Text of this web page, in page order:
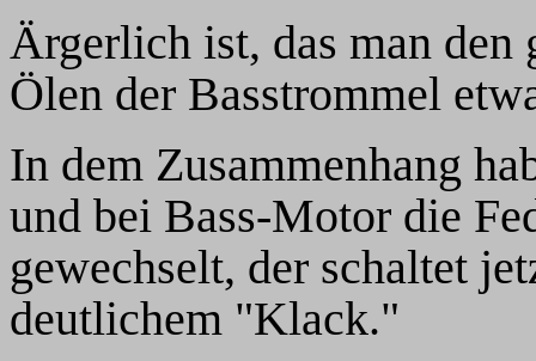
Ärgerlich ist, das man den
Ölen der Basstrommel
In dem Zusammenhang
und bei Bass-Motor die
gewechselt, der schaltet
deutlichem "Klack."